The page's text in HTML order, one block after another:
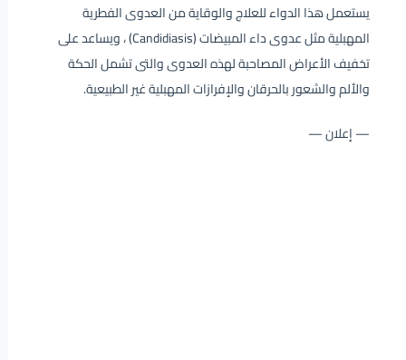
يستعمل هذا الدواء للعلاج والوقاية من العدوى الفطرية
المهبلية مثل عدوى داء المبيضات (Candidiasis) ، ويساعد على
تخفيف الأعراض المصاحبة لهذه العدوى والتى تشمل الحكة
والألم والشعور بالحرقان والإفرازات المهبلية غير الطبيعية.
— إعلان —